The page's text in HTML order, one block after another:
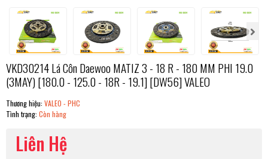
VKD30214 Lá Côn Daewoo MATIZ 3 - 18 R - 180 MM PHI 19.0
(3MAY) [180.0 - 125.0 - 18R - 19.1] [DW56] VALEO
Thương hiệu: VALEO - PHC
Tình trạng: Còn hàng
Liên Hệ